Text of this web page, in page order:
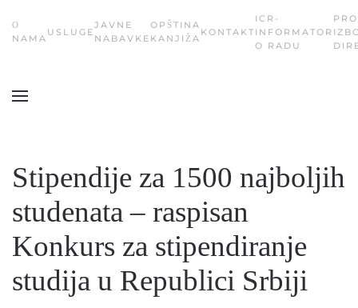
Skip
О
NAMA
USLUGE
JAVNE
NABAVKE
OPŠTINA
KANJIŽA
KONTAKT
ICR-
INFORMATOR
O RADU
Stipendije za 1500 najboljih
studenata – raspisan
Konkurs za stipendiranje
studija u Republici Srbiji